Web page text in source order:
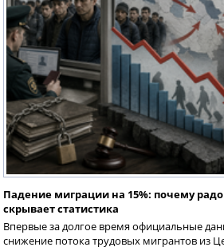
Падение миграции на 15%: почему
скрывает статистика
Впервые за долгое время официальные
снижение потока трудовых мигрантов из